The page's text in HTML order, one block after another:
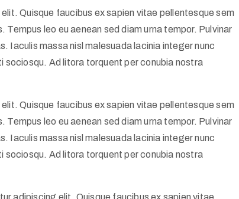
Quisque faucibus ex sapien vitae pellentesque sem
leo eu aenean sed diam urna tempor. Pulvinar
Iaculis massa nisl malesuada lacinia integer nunc
Ad litora torquent per conubia nostra
Quisque faucibus ex sapien vitae pellentesque sem
leo eu aenean sed diam urna tempor. Pulvinar
Iaculis massa nisl malesuada lacinia integer nunc
Ad litora torquent per conubia nostra
adipiscing elit. Quisque faucibus ex sapien vitae